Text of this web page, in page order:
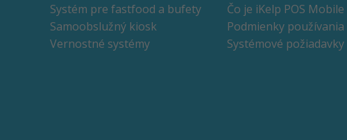
Systém pre fastfood a bufety
Samoobslužný kiosk
Vernostné systémy
Čo je iKelp POS Mobile
Podmienky používania
Systémové požiadavky